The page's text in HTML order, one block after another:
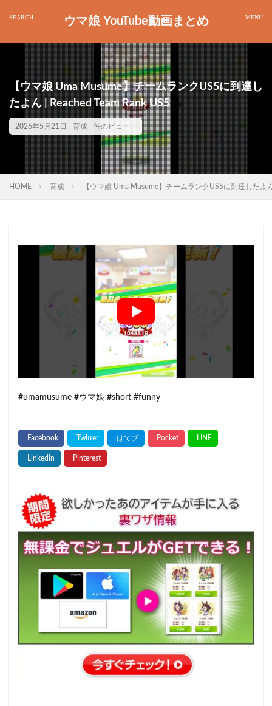
ウマ娘 YouTube動画まとめ
【ウマ娘 Uma Musume】チームランクUS5に到達し
たよん | Reached Team Rank US5
2026年5月21日 育成 件のビュー
HOME 育成 【ウマ娘 Uma Musume】チームランクUS5に到達したよ
#umamusume #ウマ娘 #short #funny